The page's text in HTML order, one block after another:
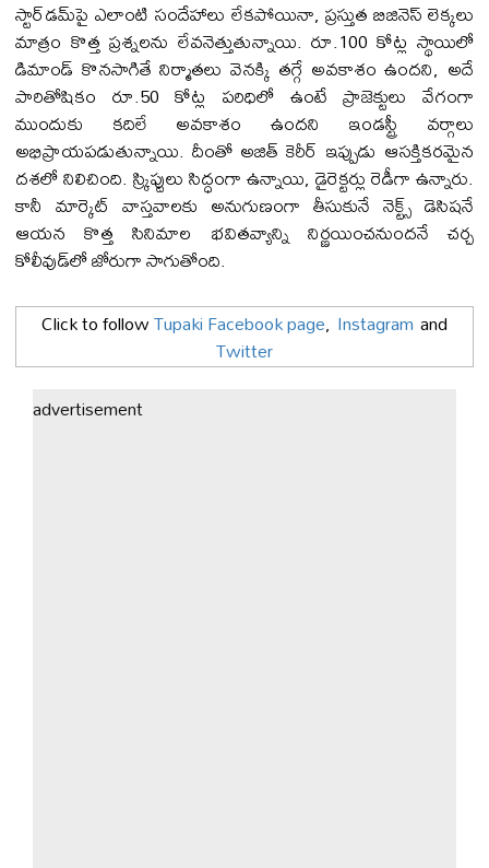
స్టార్‌డమ్‌పై ఎలాంటి సందేహాలు లేకపోయినా, ప్రస్తుత బిజినెస్ లెక్కలు
మాత్రం కొత్త ప్రశ్నలను లేవనెత్తుతున్నాయి. రూ.100 కోట్ల స్థాయిలో
డిమాండ్ కొనసాగితే నిర్మాతలు వెనక్కి తగ్గే అవకాశం ఉందని, అదే
పారితోషికం రూ.50 కోట్ల పరిధిలో ఉంటే ప్రాజెక్టులు వేగంగా
ముందుకు కదిలే అవకాశం ఉందని ఇండస్ట్రీ వర్గాలు
అభిప్రాయపడుతున్నాయి. దీంతో అజిత్ కెరీర్ ఇప్పుడు ఆసక్తికరమైన
దశలో నిలిచింది. స్క్రిప్టులు సిద్ధంగా ఉన్నాయి, డైరెక్ట‌ర్లు రెడీగా ఉన్నారు.
కానీ మార్కెట్ వాస్తవాలకు అనుగుణంగా తీసుకునే నెక్ట్స్ డెసిష‌నే
ఆయన కొత్త సినిమాల భవితవ్యాన్ని నిర్ణయించనుందనే చర్చ
కోలీవుడ్‌లో జోరుగా సాగుతోంది.
Click to followTupaki Facebook page, Instagram and
Twitter
advertisement